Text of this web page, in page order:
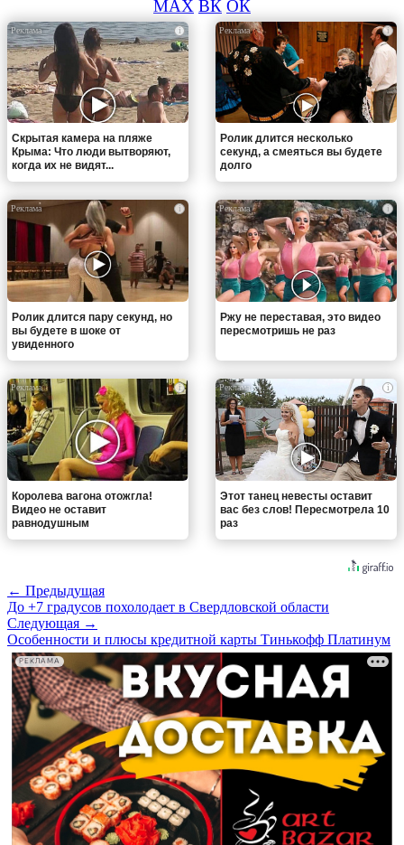
MAX ВК ОК
i
Скрытая камера на пляже
Крыма: Что люди вытворяют,
когда их не видят...
i
Ролик длится несколько
секунд, а смеяться вы будете
долго
i
Ролик длится пару секунд, но
вы будете в шоке от
увиденного
i
Ржу не переставая, это видео
пересмотришь не раз
i
Королева вагона отожгла!
Видео не оставит
равнодушным
i
Этот танец невесты оставит
вас без слов! Пересмотрела 10
раз
← Предыдущая
До +7 градусов похолодает в Свердловской области
Следующая →
Особенности и плюсы кредитной карты Тинькофф Платинум
РЕКЛАМА